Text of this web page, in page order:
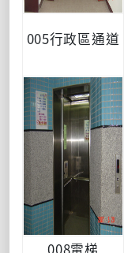
005行政區通道
008電梯